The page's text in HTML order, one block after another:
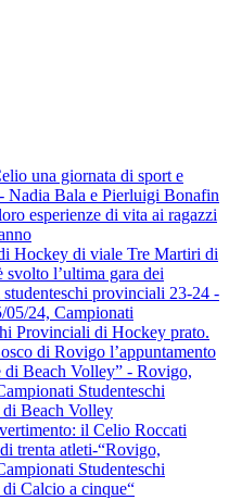
una giornata di sport e
Nadia Bala e Pierluigi Bonafin
esperienze di vita ai ragazzi
Hockey di viale Tre Martiri di
svolto l’ultima gara dei
studenteschi provinciali 23-24 -
05/24, Campionati
Provinciali di Hockey prato.
di Rovigo l’appuntamento
di Beach Volley” - Rovigo,
Studenteschi
Beach Volley
il Celio Roccati
trenta atleti-“Rovigo,
Studenteschi
Calcio a cinque“